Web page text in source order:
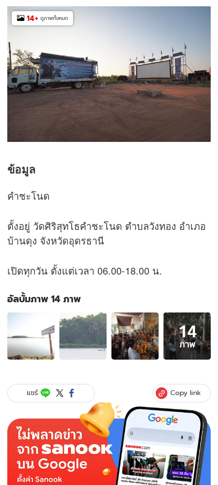
14+ ดูภาพทั้งหมด
ข้อมูล
คำชะโนด
ตั้งอยู่ วัดศิริสุทโธคำชะโนด ตำบลวังทอง อำเภอ
บ้านดุง จังหวัดอุดรธานี
เปิดทุกวัน ตั้งแต่เวลา 06.00-18.00 น.
อัลบั้มภาพ 14 ภาพ
อัลบั้ม
14
ภาพ
ของ
โนด
ตำนาน
แห่ง
ความ
โชค
ของ
จังหวัด
อุดรธานี
14
ภาพ
แชร์ Copy link